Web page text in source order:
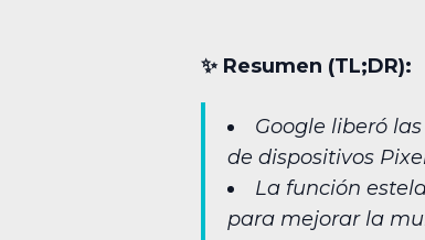
✨︎ Resumen (TL;DR):
Google liberó
de dispositivos
La función
para mejorar la